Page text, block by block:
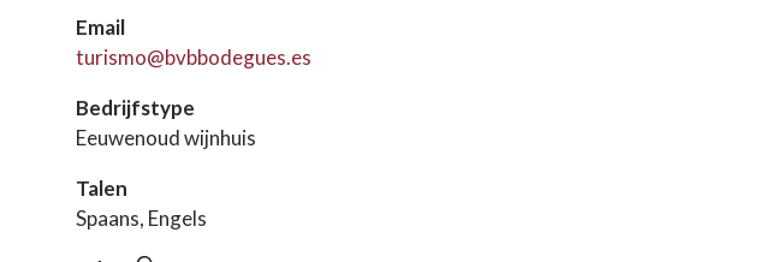
Email
turismo@bvbbodegues.es
Bedrijfstype
Eeuwenoud wijnhuis
Talen
Spaans, Engels